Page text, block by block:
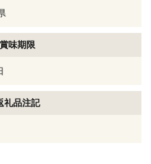
賞味期限
礼品注記